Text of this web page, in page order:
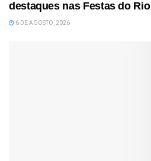
destaques nas Festas do Rio
6 DE AGOSTO, 2026